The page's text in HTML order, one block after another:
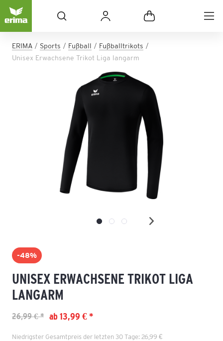
ERIMA Sports Fußball
Fußballtrikots
Unisex Erwachsene Trikot Liga langarm
-48%
UNISEX ERWACHSENE TRIKOT LIGA
LANGARM
ab 13,99 € *
26,99 € *
Niedrigster Gesamtpreis der letzten 30 Tage: 26,99 €